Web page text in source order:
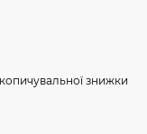
знижки